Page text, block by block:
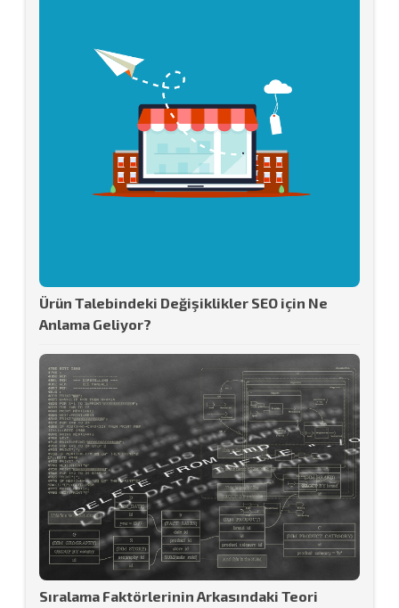
Ürün Talebindeki Değişiklikler SEO için Ne
Anlama Geliyor?
Sıralama Faktörlerinin Arkasındaki Teori